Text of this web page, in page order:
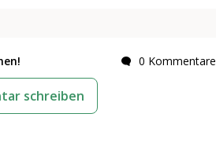
0 Kommentare
schreiben